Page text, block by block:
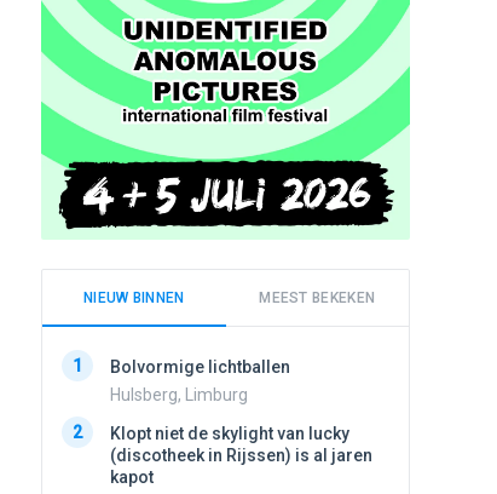
NIEUW BINNEN MEEST BEKEKEN
1
Bolvormige lichtballen
Hulsberg, Limburg
2
Klopt niet de skylight van lucky
(discotheek in Rijssen) is al jaren
kapot